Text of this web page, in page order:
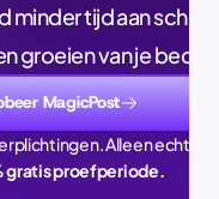
tijd aan
groeien van je
MagicPost
Alleen echte
gratis proefperiode.